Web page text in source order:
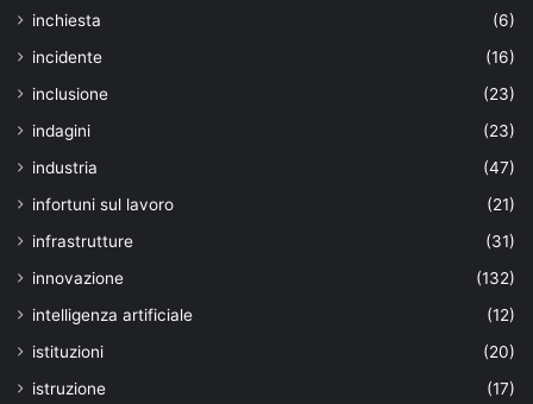
inchiesta
(6)
incidente
(16)
inclusione
(23)
indagini
(23)
industria
(47)
infortuni sul lavoro
(21)
infrastrutture
(31)
innovazione
(132)
intelligenza artificiale
(12)
istituzioni
(20)
istruzione
(17)